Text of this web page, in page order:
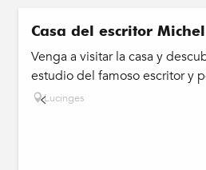
Casa del escritor
Venga a visitar la casa y
estudio del famoso escritor y
Lucinges